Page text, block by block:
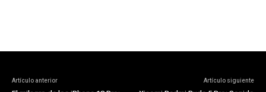
Artículo anterior Artículo siguiente